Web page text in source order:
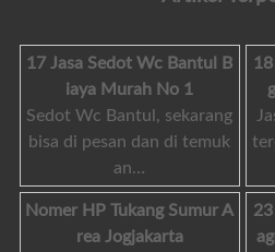
17 Jasa Sedot Wc Bantul B
iaya Murah No 1
Sedot Wc Bantul, sekarang
bisa di pesan dan di temuk
an…
Nomer HP Tukang Sumur A
rea Jogjakarta